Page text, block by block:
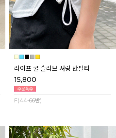
라이프 쿨 슬라브 셔링 반팔티
15,800
F(44-66반)